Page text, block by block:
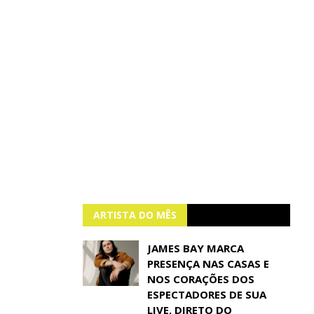
ARTISTA DO MÊS
JAMES BAY MARCA
PRESENÇA NAS CASAS E
NOS CORAÇÕES DOS
ESPECTADORES DE SUA
LIVE, DIRETO DO